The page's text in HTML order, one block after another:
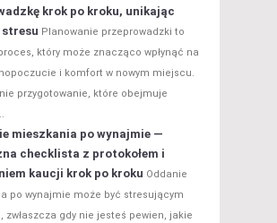
krok po kroku, unikając
stresu Planowanie przeprowadzki to
który może znacząco wpłynąć na
i komfort w nowym miejscu.
przygotowanie, które obejmuje
mieszkania po wynajmie —
checklista z protokołem i
kaucji krok po kroku Oddanie
po wynajmie może być stresującym
zwłaszcza gdy nie jesteś pewien, jakie